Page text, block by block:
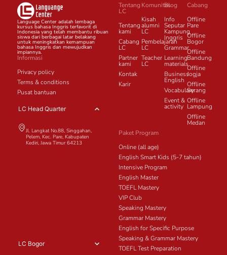
Language Center adalah lembaga
kursus bahasa Inggris terfavorit di
Indonesia yang telah membantu ribuan
siswa dari berbagai latar belakang
untuk meningkatkan kemampuan
bahasa Inggris dan mewujudkan
impiannya.
Informasi
Privacy policy
Terms & conditions
Pusat bantuan
LC Head Quarter
Jl. Langkat No.88, Singgahan,
Pelem, Kec. Pare, Kabupaten
Kediri, Jawa Timur 64213
LC Bogor
Tentang
LC
Tentang
kami
Cabang
LC
Partner
kami
Kontak
Karir
Komunitas
Kisah
alumni
LC
Pembelajaran
LC
Teacher
LC
Blog
Info
Seputar
Kampung
Inggris
Grammar
Learning
materials
Business
English
Vocabulary
Event &
activity
Cabang
Offline
Pare
Offline
Bogor
Offline
Bandung
Offline
Jogja
Offline
Serang
Offline
Lampung
Offline
Medan
Paket Program
Online (all age)
English Smart Kids (5-7 tahun)
Intensive Program
English Master
TOEFL Mastery
VIP Club
Speaking Mastery
Grammar Mastery
English for Specific Purpose
Speaking & Grammar Mastery
TOEFL Test Preparation